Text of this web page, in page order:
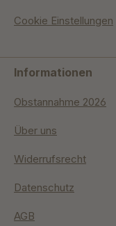
Cookie Einstellungen
Informationen
Obstannahme 2026
Über uns
Widerrufsrecht
Datenschutz
AGB